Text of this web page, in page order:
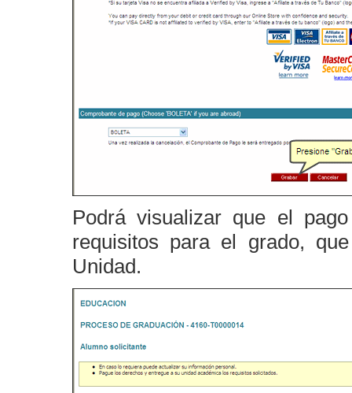
Podrá visualizar que el
requisitos para el grado,
Unidad.